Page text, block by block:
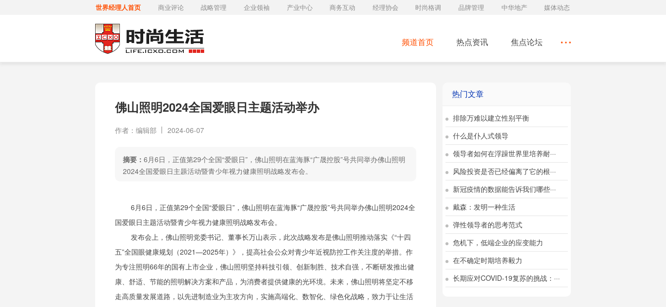
世界经理人首页 商业评论 战略管理 企业领袖 产业中心 商务互动 经理协会 时尚格调 品牌管理 中华地产 媒体动态
频道首页 热点资讯 焦点论坛
佛山照明2024全国爱眼日主题活动举办
作者：编辑部 2024-06-07
摘要： 6月6日，正值第29个全国“爱眼日”，佛山照明在蓝海豚“广晟控股”号共同举办佛山照明
2024全国爱眼日主题活动暨青少年视力健康照明战略发布会。
6月6日，正值第29个全国“爱眼日”，佛山照明在蓝海豚“广晟控股”号共同举办佛山照明2024全
国爱眼日主题活动暨青少年视力健康照明战略发布会。
发布会上，佛山照明党委书记、董事长万山表示，此次战略发布是佛山照明推动落实《“十四
五”全国眼健康规划（2021—2025年）》，提高社会公众对青少年近视防控工作关注度的举措。作
为专注照明66年的国有上市企业，佛山照明坚持科技引领、创新制胜、技术自强，不断研发推出健
康、舒适、节能的照明解决方案和产品，为消费者提供健康的光环境。未来，佛山照明将坚定不移
走高质量发展道路，以先进制造业为主攻方向，实施高端化、数智化、绿色化战略，致力于让生活
热门文章
排除万难以建立性别平衡
什么是仆人式领导
领导者如何在浮躁世界里培养耐···
风险投资是否已经偏离了它的根···
新冠疫情的数据能告诉我们哪些···
戴森：发明一种生活
弹性领导者的思考范式
危机下，低端企业的应变能力
在不确定时期培养毅力
长期应对COVID-19复苏的挑战：···